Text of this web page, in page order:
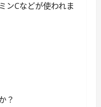
ンCなどが使われま
？